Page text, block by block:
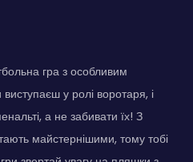
гра з особливим
виступаєш у ролі воротаря, і
а не забивати їх! З
майстернішими, тому тобі